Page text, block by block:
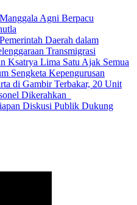
Agni Berpacu
Daerah dalam
Transmigrasi
Ksatrya Lima Satu Ajak Semua
Sengketa Kepengurusan
di Gambir Terbakar, 20 Unit
Dikerahkan
Diskusi Publik Dukung